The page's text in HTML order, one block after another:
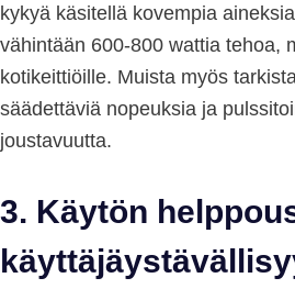
kykyä käsitellä kovempia
vähintään 600-800 wattia tehoa,
kotikeittiöille. Muista myös
säädettäviä nopeuksia ja
joustavuutta.
3. Käytön